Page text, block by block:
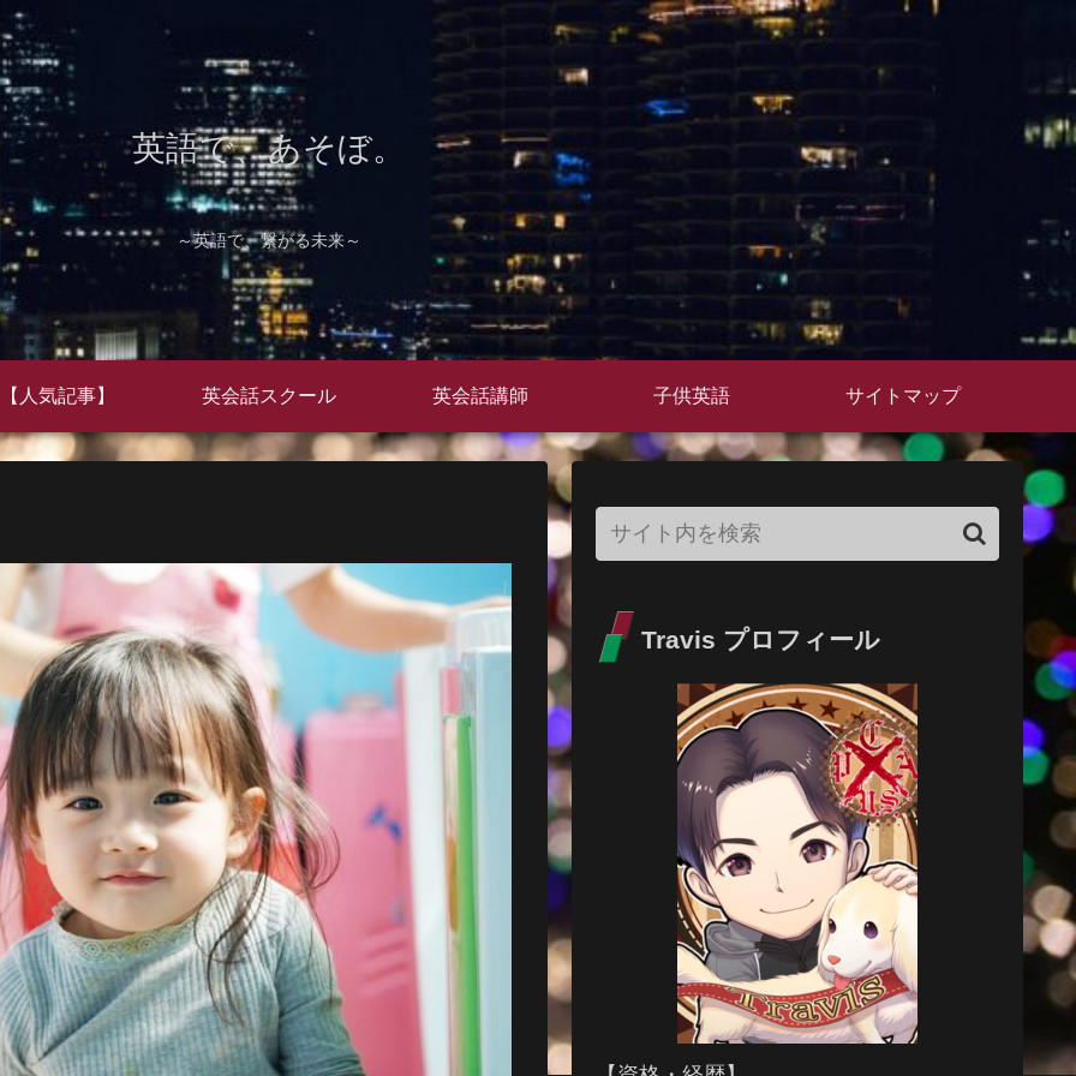
英語で、あそぼ。
～英語で、繋がる未来～
【人気記事】 英会話スクール 英会話講師 子供英語 サイトマップ
Travis プロフィール